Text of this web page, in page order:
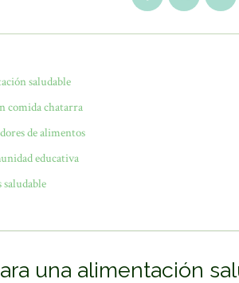
saludable
comida chatarra
de alimentos
educativa
saludable
una alimentación